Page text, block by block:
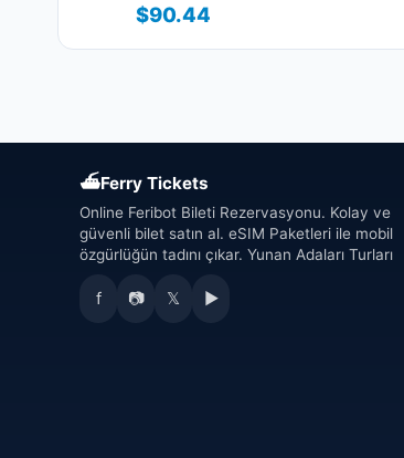
$90.44
⛴Ferry Tickets
Online Feribot Bileti Rezervasyonu. Kolay ve
güvenli bilet satın al. eSIM Paketleri ile mobil
özgürlüğün tadını çıkar. Yunan Adaları Turları
f 📷 𝕏 ▶